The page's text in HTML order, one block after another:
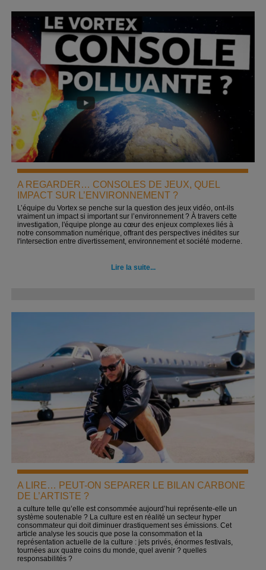
A REGARDER… CONSOLES DE JEUX, QUEL
IMPACT SUR L’ENVIRONNEMENT ?
L’équipe du Vortex se penche sur la question des jeux vidéo, ont-ils
vraiment un impact si important sur l’environnement ? À travers cette
investigation, l'équipe plonge au cœur des enjeux complexes liés à
notre consommation numérique, offrant des perspectives inédites sur
l'intersection entre divertissement, environnement et société moderne.
Lire la suite...
A LIRE… PEUT-ON SEPARER LE BILAN CARBONE
DE L’ARTISTE ?
a culture telle qu’elle est consommée aujourd’hui représente-elle un
système soutenable ? La culture est en réalité un secteur hyper
consommateur qui doit diminuer drastiquement ses émissions. Cet
article analyse les soucis que pose la consommation et la
représentation actuelle de la culture : jets privés, énormes festivals,
tournées aux quatre coins du monde, quel avenir ? quelles
responsabilités ?